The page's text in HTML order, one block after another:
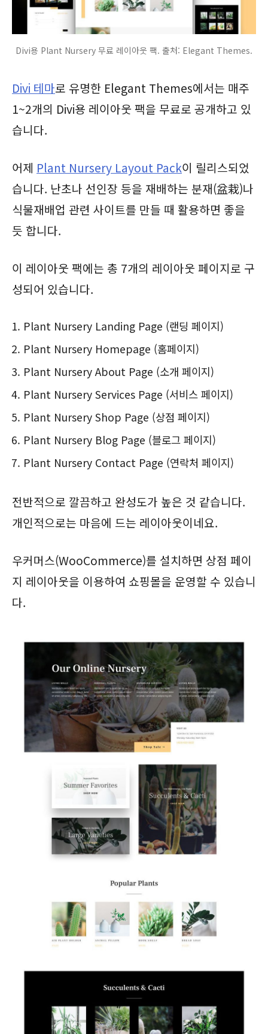
Divi용 Plant Nursery 무료 레이아웃 팩. 출처: Elegant Themes.
Divi 테마로 유명한 Elegant Themes에서는 매주
1~2개의 Divi용 레이아웃 팩을 무료로 공개하고 있
습니다.
어제 Plant Nursery Layout Pack이 릴리스되었
습니다. 난초나 선인장 등을 재배하는 분재(盆栽)나
식물재배업 관련 사이트를 만들 때 활용하면 좋을
듯 합니다.
이 레이아웃 팩에는 총 7개의 레이아웃 페이지로 구
성되어 있습니다.
Plant Nursery Landing Page (랜딩 페이지)
Plant Nursery Homepage (홈페이지)
Plant Nursery About Page (소개 페이지)
Plant Nursery Services Page (서비스 페이지)
Plant Nursery Shop Page (상점 페이지)
Plant Nursery Blog Page (블로그 페이지)
Plant Nursery Contact Page (연락처 페이지)
전반적으로 깔끔하고 완성도가 높은 것 같습니다.
개인적으로는 마음에 드는 레이아웃이네요.
우커머스(WooCommerce)를 설치하면 상점 페이
지 레이아웃을 이용하여 쇼핑몰을 운영할 수 있습니
다.